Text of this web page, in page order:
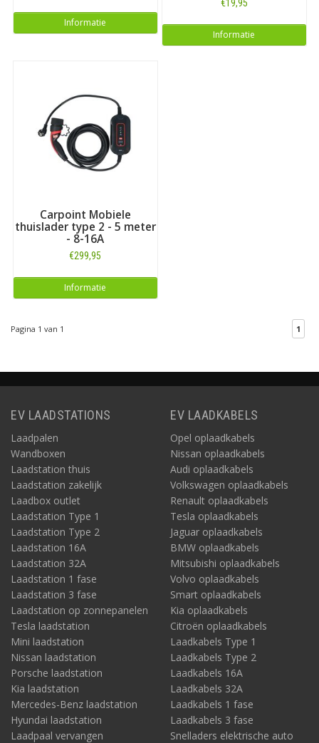
Informatie
€19,95
Informatie
Carpoint Mobiele
thuislader type 2 - 5 meter
- 8-16A
€299,95
Informatie
Pagina 1 van 1 1
EV LAADSTATIONS
Laadpalen
Wandboxen
Laadstation thuis
Laadstation zakelijk
Laadbox outlet
Laadstation Type 1
Laadstation Type 2
Laadstation 16A
Laadstation 32A
Laadstation 1 fase
Laadstation 3 fase
Laadstation op zonnepanelen
Tesla laadstation
Mini laadstation
Nissan laadstation
Porsche laadstation
Kia laadstation
Mercedes-Benz laadstation
Hyundai laadstation
Laadpaal vervangen
EV LAADKABELS
Opel oplaadkabels
Nissan oplaadkabels
Audi oplaadkabels
Volkswagen oplaadkabels
Renault oplaadkabels
Tesla oplaadkabels
Jaguar oplaadkabels
BMW oplaadkabels
Mitsubishi oplaadkabels
Volvo oplaadkabels
Smart oplaadkabels
Kia oplaadkabels
Citroën oplaadkabels
Laadkabels Type 1
Laadkabels Type 2
Laadkabels 16A
Laadkabels 32A
Laadkabels 1 fase
Laadkabels 3 fase
Snelladers elektrische auto